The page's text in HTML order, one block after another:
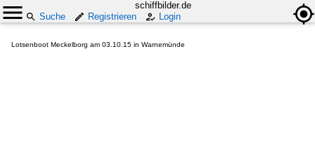
schiffbilder.de
Suche
Registrieren Login
Lotsenboot Meckelborg am 03.10.15 in Warnemünde